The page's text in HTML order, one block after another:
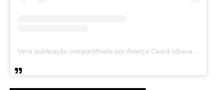
Uma publicação compartilhada por Avança Ceará (@avancaceara)